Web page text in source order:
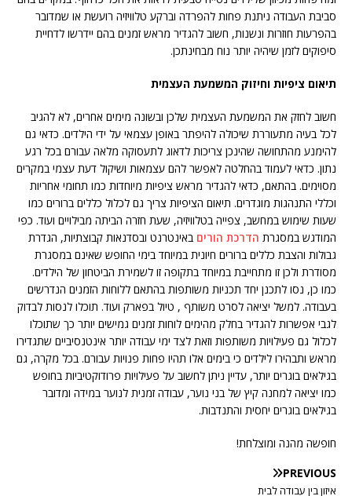
סביבת העבודה ניתנת פחות להפרדה וברקע טלוויזיה רועשת או שמדובר
בהפרעות חוזרות ונשנות, חשוב להגדיר מראש זמנים בהם יידרשו לדחיית
סיפוקים לזמן שיהיה יותר נוח מבחינתכן.
תיאום ציפיות וחיזוק המשמעת העצמית
חשוב לחזק את המשמעת העצמית שלכן ובשונה מימים אחרים, לא להגיב
לכל בעיה מתעוררת שיכולה להיפתר באופן עצמאי על ידי הילדים. כדאי גם
להימנע מהתחושה שהינכן צריכות לדאוג לתעסוקה מלאה עבורם בכל רגע
נתון. כדאי לעמוד בהחלטה לאפשר להם עצמאות ושיקול דעת עצמי במקרים
מסוימים. בהתאם, כדאי להגדיר מראש ציפיות מיוחדות כמו תחומי אחריות
וכללי התנהגות מוגדרים. תיאום הציפיות צריך גם לכלול כללים ברורים כמו
שעות שימוש במחשב, צפייה בטלוויזיה, שעת חזרה הביתה מבילויים ועוד. כפי
המודגש במסגרת הדרכת הורים באינטרנט ובסדנאות קבוצתיות, הגדרת
גבולות והצבת כללים ברורים חיונית במיוחד בימי החופש שאינם במסגרת
מסודרת ולכן זו מתחייבת במיוחד בתקופה זו לשמירת הביטחון של הילדים.
כמו כן, נסו לתכנן יחד תכניות משותפות בהתאם ללוחות הזמנים הנדרשים
בעבודה. למשל יציאה לסרט משותף , טיול בפארק ועוד. תוכלו לנסות לבדוק
לגבי אפשרות להגדיר בחלק מהימים לוחות זמנים גמישים יותר כך שתוכלו
לכלול גם פעילויות משותפות וזאת לצד ימי עבודה יותר אינטנסיביים שתגדירו
מראש ותבהירו לילדים כי בימים אלו תהיו פחות פנויות עבורם. בכל מקרה, גם
בגילאים בוגרים יותר, עדיין ניתן לחשוב על פעילויות פרודוקטיביות בחופש
כמו יציאה למחנה קיץ של בני נוער, עבודה זמנית לנוער במידה ומדובר
בגילאים בוגרים יחסית והתנדבות.
חופשה מהנה ומוצלחת!
PREVIOUS
איזון בין עבודה לבית